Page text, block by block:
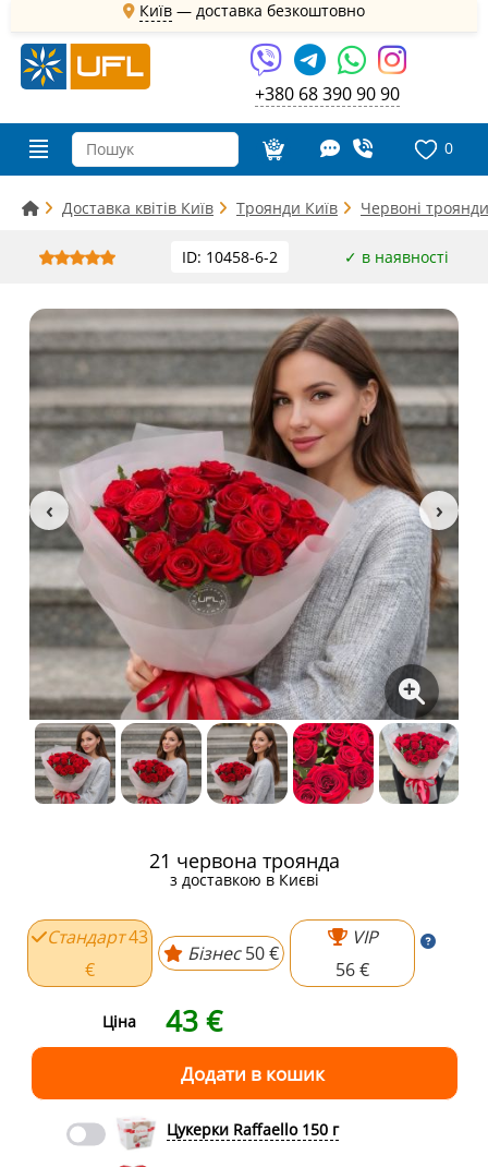
Київ — доставка безкоштовно
+380 68 390 90 90
0
Доставка квітів Київ Троянди Київ Червоні
ID: 10458-6-2 ✓ в наявності
21 червона троянда
з доставкою в Києві
Стандарт43
€
Бізнес 50 €
VIP
56 €
Ціна 43€
Цукерки Raffaello 150 г